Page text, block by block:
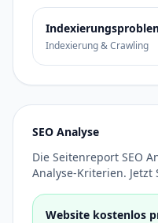
Indexierung & Crawling
SEO Analyse
Die Seitenreport SEO
Analyse-Kriterien. Jetzt
Website kostenlos